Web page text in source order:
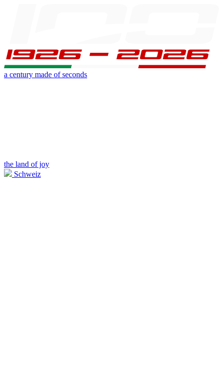
a century made of seconds
the land of joy
Schweiz